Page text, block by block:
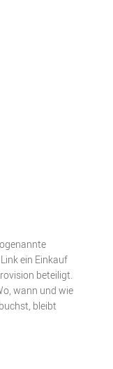
ein Einkauf
beteiligt.
wann und wie
bleibt